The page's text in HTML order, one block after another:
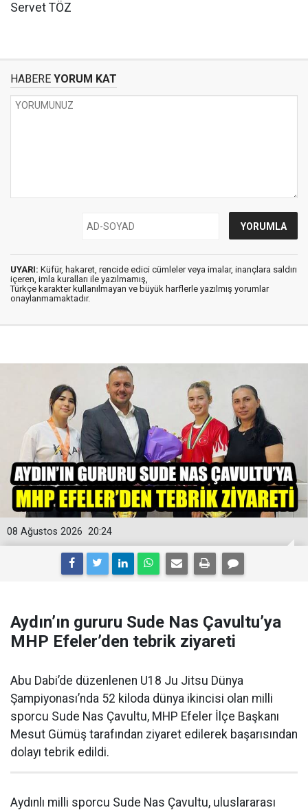
Servet TÖZ
HABERE YORUM KAT
UYARI: Küfür, hakaret, rencide edici cümleler veya imalar, inançlara saldırı
içeren, imla kuralları ile yazılmamış,
Türkçe karakter kullanılmayan ve büyük harflerle yazılmış yorumlar
onaylanmamaktadır.
20:24
08 Ağustos 2026
Aydın’ın gururu Sude Nas Çavultu’ya
MHP Efeler’den tebrik ziyareti
Abu Dabi’de düzenlenen U18 Ju Jitsu Dünya
Şampiyonası’nda 52 kiloda dünya ikincisi olan milli
sporcu Sude Nas Çavultu, MHP Efeler İlçe Başkanı
Mesut Gümüş tarafından ziyaret edilerek başarısından
dolayı tebrik edildi.
Aydınlı milli sporcu Sude Nas Çavultu, uluslararası